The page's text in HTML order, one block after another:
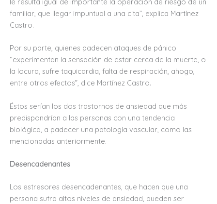
familiar, que llegar impuntual a una cita”, explica Martínez
Castro.
Por su parte, quienes padecen ataques de pánico
“experimentan la sensación de estar cerca de la muerte, o
la locura, sufre taquicardia, falta de respiración, ahogo,
entre otros efectos”, dice Martínez Castro.
Éstos serían los dos trastornos de ansiedad que más
predispondrían a las personas con una tendencia
biológica, a padecer una patología vascular, como las
mencionadas anteriormente.
Desencadenantes
Los estresores desencadenantes, que hacen que una
persona sufra altos niveles de ansiedad, pueden ser